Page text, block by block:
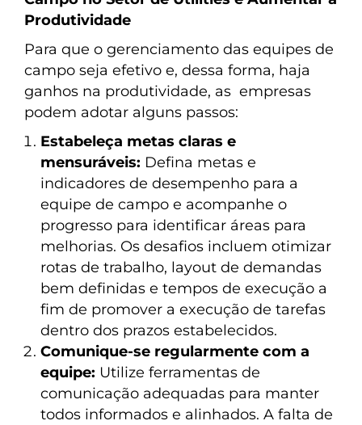
Produtividade
Para que o gerenciamento das equipes de
campo seja efetivo e, dessa forma, haja
ganhos na produtividade, as empresas
podem adotar alguns passos:
Estabeleça metas claras e
mensuráveis: Defina metas e
indicadores de desempenho para a
equipe de campo e acompanhe o
progresso para identificar áreas para
melhorias. Os desafios incluem otimizar
rotas de trabalho, layout de demandas
bem definidas e tempos de execução a
fim de promover a execução de tarefas
dentro dos prazos estabelecidos.
Comunique-se regularmente com a
equipe: Utilize ferramentas de
comunicação adequadas para manter
todos informados e alinhados. A falta de